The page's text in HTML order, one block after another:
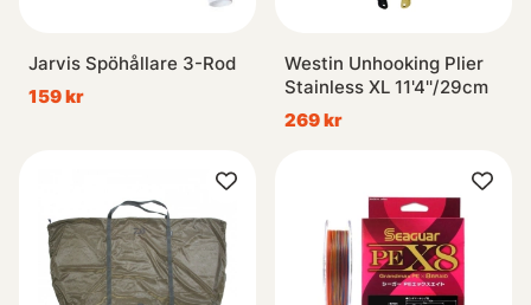
Jarvis Spöhållare 3-Rod
159 kr
Westin Unhooking Plier
Stainless XL 11'4''/29cm
269 kr